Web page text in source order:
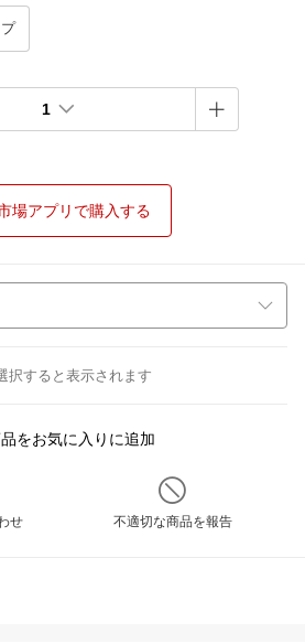
1
場アプリで購入する
択すると表示されます
をお気に入りに追加
せ 不適切な商品を報告